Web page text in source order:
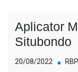
Aplicator
Situbondo
20/08/2022